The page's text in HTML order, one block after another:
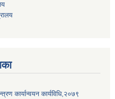
कार्यान्वयन कार्यविधि,२०७९